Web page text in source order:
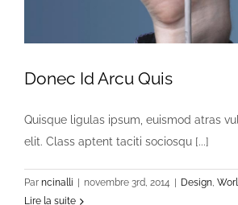
Donec Id Arcu Quis
Quisque ligulas ipsum, euismod atras
elit. Class aptent taciti sociosqu [...]
Par ncinalli | novembre 3rd, 2014 | Design
Lire la suite